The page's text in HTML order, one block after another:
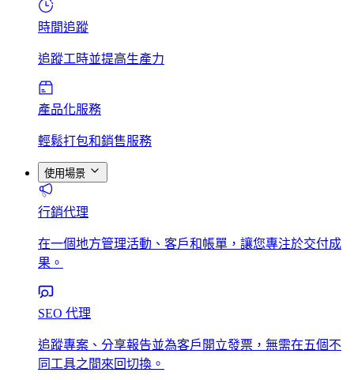
時間追蹤
追蹤工時並提高生產力
產品化服務
輕鬆打包和銷售服務
使用場景
行銷代理
在一個地方管理活動、客戶和帳單，讓您專注於交付成
果。
SEO 代理
追蹤專案、分享報告並為客戶開立發票，無需在五個不
同工具之間來回切換。